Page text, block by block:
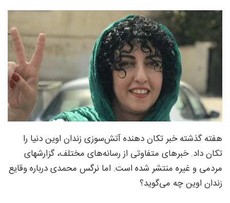
هفته گذشته خبر تکان دهنده آتش‌سوزی زندان اوین دنیا را
تکان داد. خبرهای متفاوتی از رسانه‌های مختلف، گزارشهای
مردمی و غیره منتشر شده است. اما نرگس محمدی درباره وقایع
زندان اوین چه می‌گوید؟